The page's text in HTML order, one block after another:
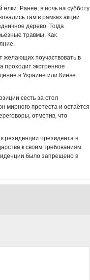
Ранее, в ночь на субботу
там в рамках акции
дерево. Тогда
травмы. Как
желающих поучаствовать в
проходит экстренное
в Украине или Киеве
сесть за стол
мирного протеста и остаётся
отметив, что
резиденции президента в
к своим требованиям.
было запрещено в